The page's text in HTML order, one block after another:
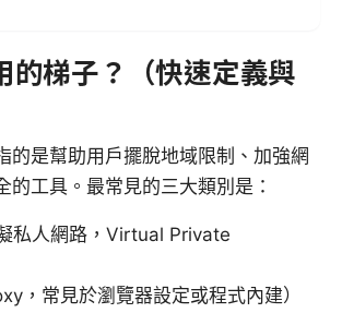
的梯子？（快速定義與
的是幫助用戶擺脫地域限制、加強網
的工具。最常見的三大類別是：
私人網路，Virtual Private
，常見於瀏覽器設定或程式內建）